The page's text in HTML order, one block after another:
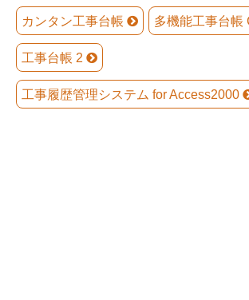
カンタン工事台帳 多機能工事台帳
工事台帳 2
工事履歴管理システム for Access2000